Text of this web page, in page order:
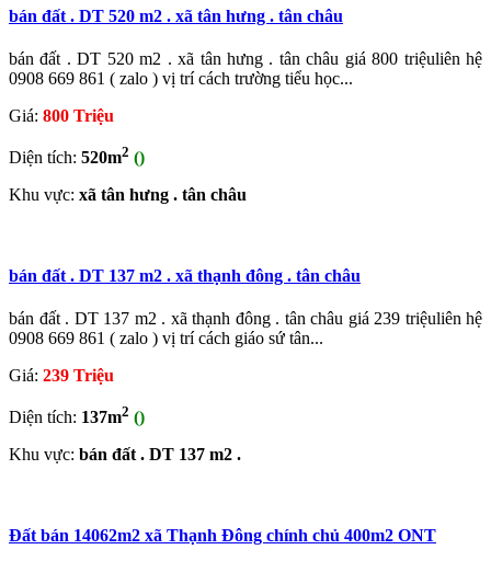
bán đất . DT 520 m2 . xã tân hưng . tân châu
bán đất . DT 520 m2 . xã tân hưng . tân châu giá 800 triệuliên hệ
0908 669 861 ( zalo ) vị trí cách trường tiểu học...
Giá: 800 Triệu
Diện tích: 520m2 ()
Khu vực: xã tân hưng . tân châu
bán đất . DT 137 m2 . xã thạnh đông . tân châu
bán đất . DT 137 m2 . xã thạnh đông . tân châu giá 239 triệuliên hệ
0908 669 861 ( zalo ) vị trí cách giáo sứ tân...
Giá: 239 Triệu
Diện tích: 137m2 ()
Khu vực: bán đất . DT 137 m2 .
Đất bán 14062m2 xã Thạnh Đông chính chủ 400m2 ONT